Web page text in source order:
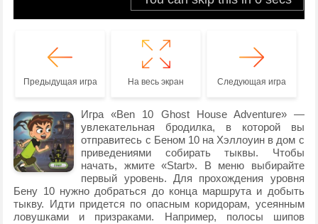
Предыдущая игра На весь экран Следующая игра
Игра «Ben 10 Ghost House Adventure» —
увлекательная бродилка, в которой вы
отправитесь с Беном 10 на Хэллоуин в дом с
приведениями собирать тыквы. Чтобы
начать, жмите «Start». В меню выбирайте
первый уровень. Для прохождения уровня
Бену 10 нужно добраться до конца маршрута и добыть
тыкву. Идти придется по опасным коридорам, усеянным
ловушками и призраками. Например, полосы шипов